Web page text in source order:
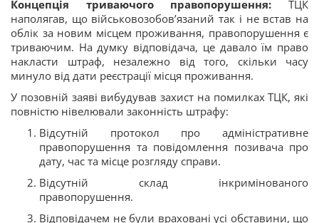
Концепція триваючого правопорушення: ТЦК
наполягав, що військовозобов’язаний так і не встав на
облік за новим місцем проживання, правопорушення є
триваючим. На думку відповідача, це давало їм право
накласти штраф, незалежно від того, скільки часу
минуло від дати реєстрації місця проживання.
У позовній заяві вибудував захист на помилках ТЦК, які
повністю нівелювали законність штрафу:
Відсутній протокол про адміністративне
правопорушення та повідомлення позивача про
дату, час та місце розгляду справи.
Відсутній склад інкримінованого
правопорушення.
Відповідачем не були враховані усі обставини, що